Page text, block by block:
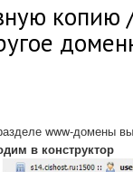
копию
www-домены
в конструктор